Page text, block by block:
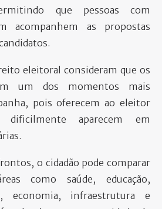
que pessoas com
acompanhem as propostas
eleitoral consideram que os
um dos momentos mais
pois oferecem ao eleitor
dificilmente aparecem em
o cidadão pode comparar
como saúde, educação,
economia, infraestrutura e